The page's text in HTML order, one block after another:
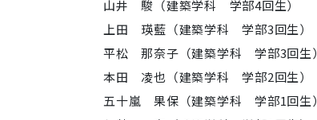
山井 駿（建築学科 学部4回生）
上田 瑛藍（建築学科 学部3回生）
平松 那奈子（建築学科 学部3回生）
本田 凌也（建築学科 学部2回生）
五十嵐 果保（建築学科 学部1回生）